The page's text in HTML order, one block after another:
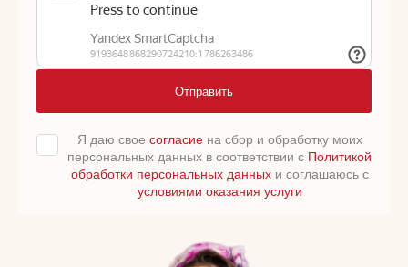
Отправить
Я даю свое согласиена сбор и обработку моих
персональных данных в соответствии с Политикой
обработки персональных данныхи соглашаюсь с
условиями оказания услуги